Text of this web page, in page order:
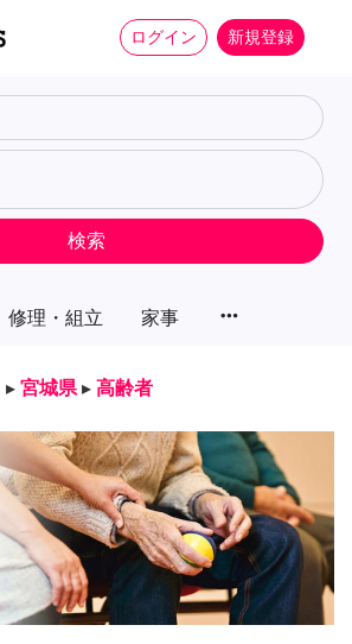
ログイン 新規登録
修理・組立 家事 more_horiz
検索
▸ 宮城県 ▸ 高齢者